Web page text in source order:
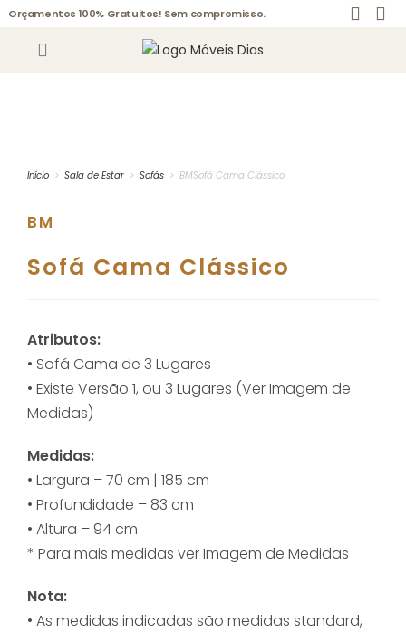
Orçamentos 100% Gratuitos! Sem compromisso.
Início > Sala de Estar > Sofás > BMSofá Cama Clássico
BM
Sofá Cama Clássico
Atributos:
• Sofá Cama de 3 Lugares
• Existe Versão 1, ou 3 Lugares (Ver Imagem de
Medidas)
Medidas:
• Largura – 70 cm | 185 cm
• Profundidade – 83 cm
• Altura – 94 cm
* Para mais medidas ver Imagem de Medidas
Nota:
• As medidas indicadas são medidas standard,